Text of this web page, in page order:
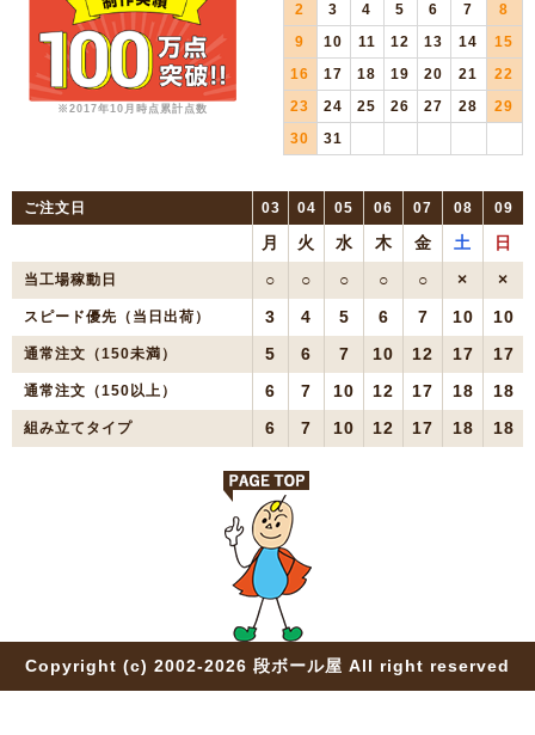
※2017年10月時点累計点数
2
3 4 5 6 7
8
9
10 11 12 13 14
15
16
17 18 19 20 21
22
23
24 25 26 27 28
29
30
31
ご注文日 03 04 05 06 07 08 09
月 火 水 木 金 土 日
当工場稼動日 ○ ○ ○ ○ ○ × ×
スピード優先（当日出荷） 3 4 5 6 7 10 10
通常注文（150未満） 5 6 7 10 12 17 17
通常注文（150以上） 6 7 10 12 17 18 18
組み立てタイプ 6 7 10 12 17 18 18
Copyright (c) 2002-2026 段ボール屋 All right reserved